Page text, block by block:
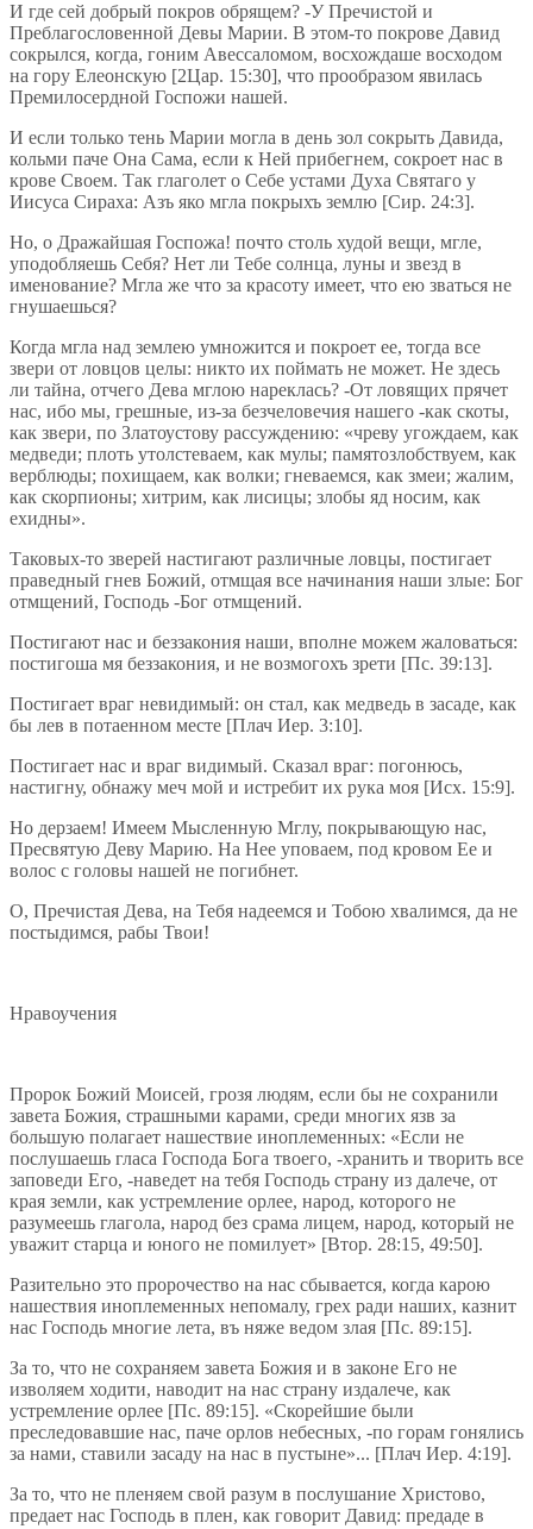
И где сей добрый покров обрящем? -У Пречистой и
Преблагословенной Девы Марии. В этом-то покрове Давид
сокрылся, когда, гоним Авессаломом, восхождаше восходом
на гору Елеонскую [2Цар. 15:30], что прообразом явилась
Премилосердной Госпожи нашей.
И если только тень Марии могла в день зол сокрыть Давида,
кольми паче Она Сама, если к Ней прибегнем, сокроет нас в
крове Своем. Так глаголет о Себе устами Духа Святаго у
Иисуса Сираха: Азъ яко мгла покрыхъ землю [Сир. 24:3].
Но, о Дражайшая Госпожа! почто столь худой вещи, мгле,
уподобляешь Себя? Нет ли Тебе солнца, луны и звезд в
именование? Мгла же что за красоту имеет, что ею зваться не
гнушаешься?
Когда мгла над землею умножится и покроет ее, тогда все
звери от ловцов целы: никто их поймать не может. Не здесь
ли тайна, отчего Дева мглою нареклась? -От ловящих прячет
нас, ибо мы, грешные, из-за безчеловечия нашего -как скоты,
как звери, по Златоустову рассуждению: «чреву угождаем, как
медведи; плоть утолстеваем, как мулы; памятозлобствуем, как
верблюды; похищаем, как волки; гневаемся, как змеи; жалим,
как скорпионы; хитрим, как лисицы; злобы яд носим, как
ехидны».
Таковых-то зверей настигают различные ловцы, постигает
праведный гнев Божий, отмщая все начинания наши злые: Бог
отмщений, Господь -Бог отмщений.
Постигают нас и беззакония наши, вполне можем жаловаться:
постигоша мя беззакония, и не возмогохъ зрети [Пс. 39:13].
Постигает враг невидимый: он стал, как медведь в засаде, как
бы лев в потаенном месте [Плач Иер. 3:10].
Постигает нас и враг видимый. Сказал враг: погонюсь,
настигну, обнажу меч мой и истребит их рука моя [Исх. 15:9].
Но дерзаем! Имеем Мысленную Мглу, покрывающую нас,
Пресвятую Деву Марию. На Нее уповаем, под кровом Ее и
волос с головы нашей не погибнет.
О, Пречистая Дева, на Тебя надеемся и Тобою хвалимся, да не
постыдимся, рабы Твои!
Нравоучения
Пророк Божий Моисей, грозя людям, если бы не сохранили
завета Божия, страшными карами, среди многих язв за
большую полагает нашествие иноплеменных: «Если не
послушаешь гласа Господа Бога твоего, -хранить и творить все
заповеди Его, -наведет на тебя Господь страну из далече, от
края земли, как устремление орлее, народ, которого не
разумеешь глагола, народ без срама лицем, народ, который не
уважит старца и юного не помилует» [Втор. 28:15, 49:50].
Разительно это пророчество на нас сбывается, когда карою
нашествия иноплеменных непомалу, грех ради наших, казнит
нас Господь многие лета, въ няже ведом злая [Пс. 89:15].
За то, что не сохраняем завета Божия и в законе Его не
изволяем ходити, наводит на нас страну издалече, как
устремление орлее [Пс. 89:15]. «Скорейшие были
преследовавшие нас, паче орлов небесных, -по горам гонялись
за нами, ставили засаду на нас в пустыне»... [Плач Иер. 4:19].
За то, что не пленяем свой разум в послушание Христово,
предает нас Господь в плен, как говорит Давид: предаде в